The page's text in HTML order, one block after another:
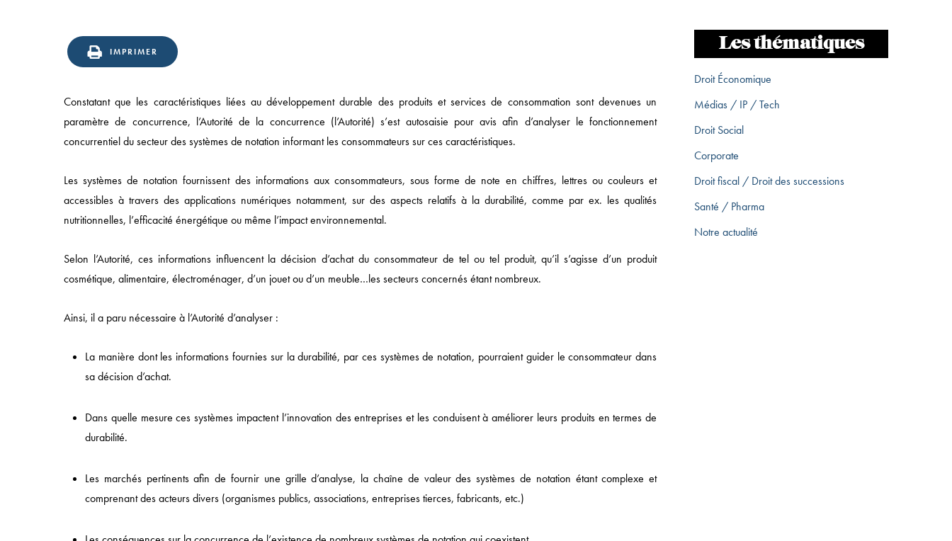
IMPRIMER
Constatant que les caractéristiques liées au développement durable des produits et services de consommation sont devenues un
paramètre de concurrence, l’Autorité de la concurrence (l’Autorité) s’est autosaisie pour avis afin d’analyser le fonctionnement
concurrentiel du secteur des systèmes de notation informant les consommateurs sur ces caractéristiques.
Les systèmes de notation fournissent des informations aux consommateurs, sous forme de note en chiffres, lettres ou couleurs et
accessibles à travers des applications numériques notamment, sur des aspects relatifs à la durabilité, comme par ex. les qualités
nutritionnelles, l’efficacité énergétique ou même l’impact environnemental.
Selon l’Autorité, ces informations influencent la décision d’achat du consommateur de tel ou tel produit, qu’il s’agisse d’un produit
cosmétique, alimentaire, électroménager, d’un jouet ou d’un meuble…les secteurs concernés étant nombreux.
Ainsi, il a paru nécessaire à l’Autorité d’analyser :
La manière dont les informations fournies sur la durabilité, par ces systèmes de notation, pourraient guider le consommateur dans
sa décision d’achat.
Dans quelle mesure ces systèmes impactent l’innovation des entreprises et les conduisent à améliorer leurs produits en termes de
durabilité.
Les marchés pertinents afin de fournir une grille d’analyse, la chaîne de valeur des systèmes de notation étant complexe et
comprenant des acteurs divers (organismes publics, associations, entreprises tierces, fabricants, etc.)
Les thématiques
Droit Économique
Médias / IP / Tech
Droit Social
Corporate
Droit fiscal / Droit des successions
Santé / Pharma
Notre actualité
Accès rapide
ACCUEIL
COMPÉTENCES
ÉQUIPES
Actualités
DROIT SOCIAL
DROIT FISCAL / DROIT DES SUCCESSIONS